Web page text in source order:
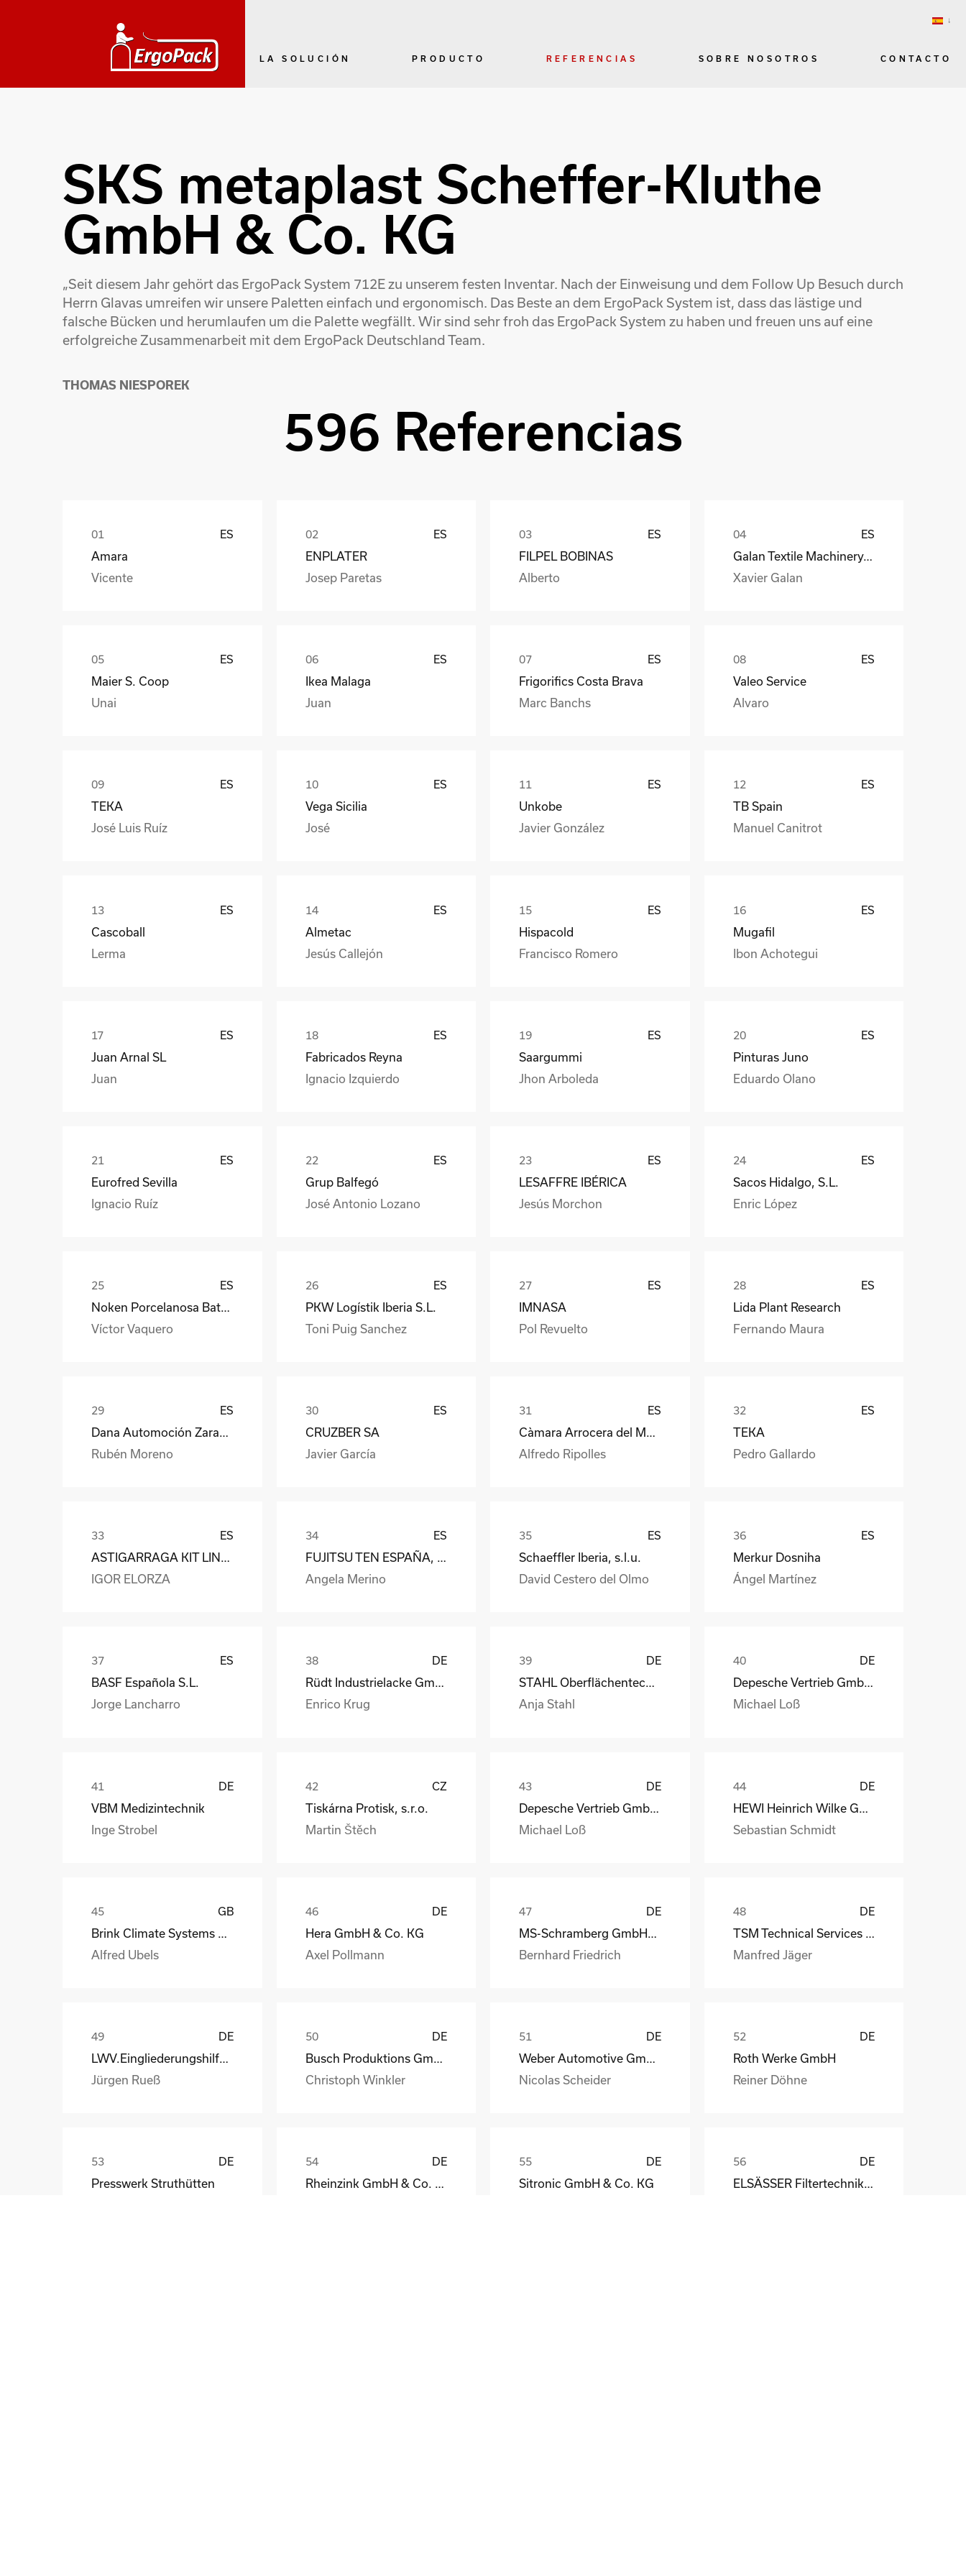
LA SOLUCIÓN PRODUCTO REFERENCIAS SOBRE NOSOTROS CONTACTO
SKS metaplast Scheffer-Kluthe
GmbH & Co. KG
„Seit diesem Jahr gehört das ErgoPack System 712E zu unserem festen Inventar. Nach der Einweisung und dem Follow Up Besuch durch
Herrn Glavas umreifen wir unsere Paletten einfach und ergonomisch. Das Beste an dem ErgoPack System ist, dass das lästige und
falsche Bücken und herumlaufen um die Palette wegfällt. Wir sind sehr froh das ErgoPack System zu haben und freuen uns auf eine
erfolgreiche Zusammenarbeit mit dem ErgoPack Deutschland Team.
THOMAS NIESPOREK
596 Referencias
ES
Amara
Vicente
ES
ENPLATER
Josep Paretas
ES
FILPEL BOBINAS
Alberto
ES
Galan Textile Machinery, S.L.
Xavier Galan
ES
Maier S. Coop
Unai
ES
Ikea Malaga
Juan
ES
Frigorifics Costa Brava
Marc Banchs
ES
Valeo Service
Alvaro
ES
TEKA
José Luis Ruíz
ES
Vega Sicilia
José
ES
Unkobe
Javier González
ES
TB Spain
Manuel Canitrot
ES
Cascoball
Lerma
ES
Almetac
Jesús Callejón
ES
Hispacold
Francisco Romero
ES
Mugafil
Ibon Achotegui
ES
Juan Arnal SL
Juan
ES
Fabricados Reyna
Ignacio Izquierdo
ES
Saargummi
Jhon Arboleda
ES
Pinturas Juno
Eduardo Olano
ES
Eurofred Sevilla
Ignacio Ruíz
ES
Grup Balfegó
José Antonio Lozano
ES
LESAFFRE IBÉRICA
Jesús Morchon
ES
Sacos Hidalgo, S.L.
Enric López
ES
Víctor Vaquero
ES
PKW Logístik Iberia S.L.
Toni Puig Sanchez
ES
IMNASA
Pol Revuelto
ES
Lida Plant Research
Fernando Maura
ES
Rubén Moreno
ES
CRUZBER SA
Javier García
ES
Alfredo Ripolles
ES
TEKA
Pedro Gallardo
ES
ASTIGARRAGA KIT LINE S.L.
IGOR ELORZA
ES
FUJITSU TEN ESPAÑA, S.A.
Angela Merino
ES
Schaeffler Iberia, s.l.u.
David Cestero del Olmo
ES
Merkur Dosniha
Ángel Martínez
ES
BASF Española S.L.
Jorge Lancharro
DE
Rüdt Industrielacke GmbH & Co.KG
Enrico Krug
DE
STAHL Oberflächentechnik GmbH
Anja Stahl
DE
Depesche Vertrieb GmbH & Co. KG
Michael Loß
DE
VBM Medizintechnik
Inge Strobel
CZ
Tiskárna Protisk, s.r.o.
Martin Štěch
DE
Michael Loß
DE
Sebastian Schmidt
GB
Alfred Ubels
DE
Hera GmbH & Co. KG
Axel Pollmann
DE
Bernhard Friedrich
DE
Manfred Jäger
DE
Jürgen Rueß
DE
Christoph Winkler
DE
Nicolas Scheider
DE
Roth Werke GmbH
Reiner Döhne
DE
Presswerk Struthütten
DE DE
Sitronic GmbH & Co. KG
DE